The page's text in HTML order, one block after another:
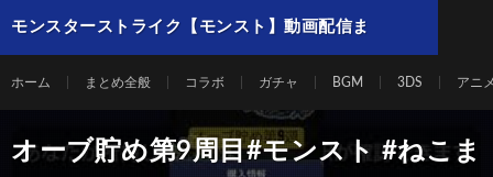
モンスターストライク【モンスト】動画配信ま
ホーム まとめ全般 コラボ ガチャ BGM 3DS アニ
オーブ貯め第9周目#モンスト #ねこま